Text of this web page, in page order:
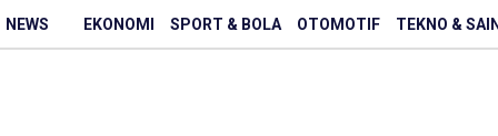
NEWS EKONOMI SPORT & BOLA OTOMOTIF TEKNO &